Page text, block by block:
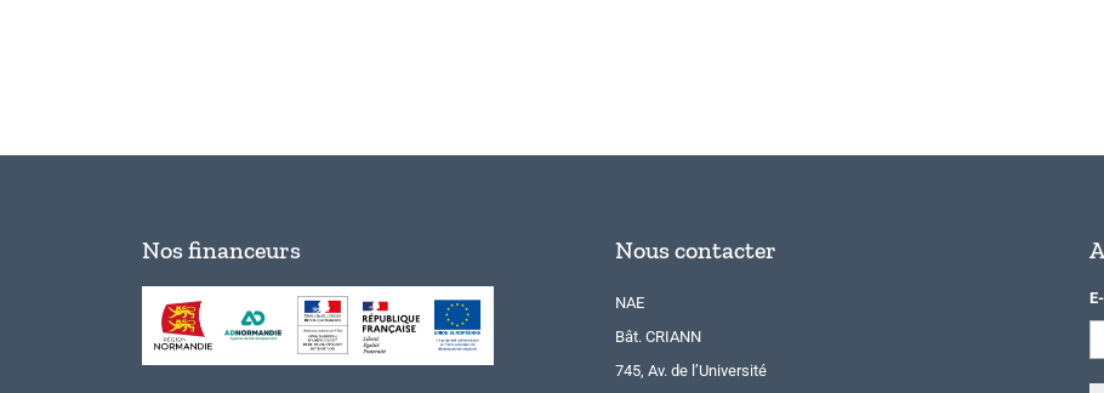
Nos financeurs Nous contacter
NAE
Bât. CRIANN
745, Av. de l’Université